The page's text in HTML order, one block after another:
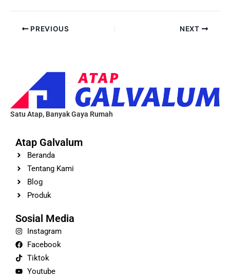
PREVIOUS NEXT
Satu Atap, Banyak Gaya Rumah
Atap Galvalum
Beranda
Tentang Kami
Blog
Produk
Sosial Media
Instagram
Facebook
Tiktok
Youtube